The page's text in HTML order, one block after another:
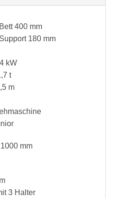
400 mm
180 mm
kW
t
m
mm
3 Halter